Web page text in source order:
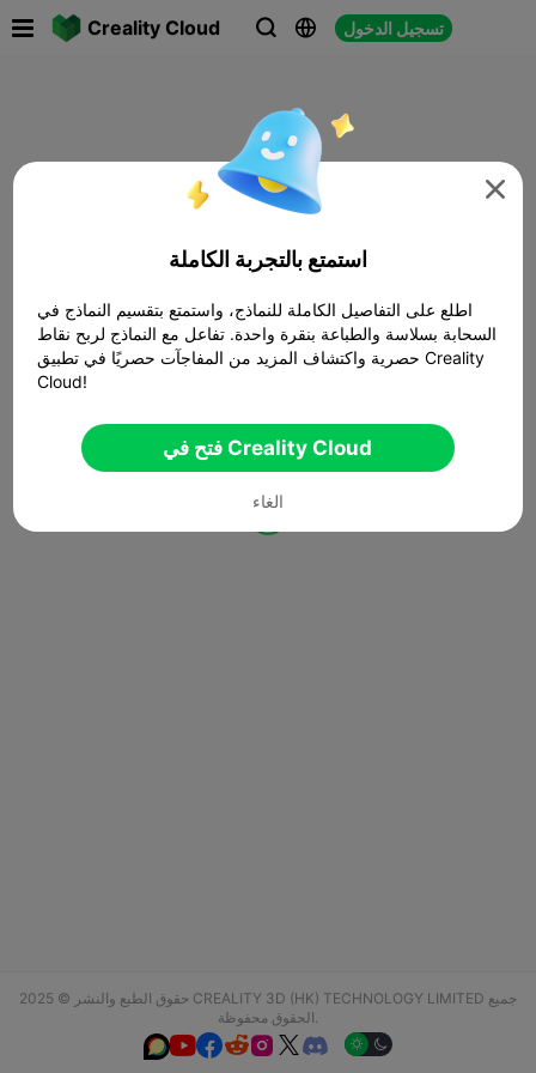
Creality Cloud   تسجيل الدخول
حقوق الطبع والنشر © 2025 CREALITY 3D (HK) TECHNOLOGY LIMITED جميع
الحقوق محفوظة.
  

استمتع بالتجربة الكاملة
اطلع على التفاصيل الكاملة للنماذج، واستمتع بتقسيم النماذج في
السحابة بسلاسة والطباعة بنقرة واحدة. تفاعل مع النماذج لربح نقاط
حصرية واكتشاف المزيد من المفاجآت حصريًا في تطبيق Creality
Cloud!
فتح في Creality Cloud
الغاء